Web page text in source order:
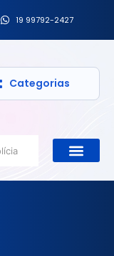
19 99792-2427
Categorias